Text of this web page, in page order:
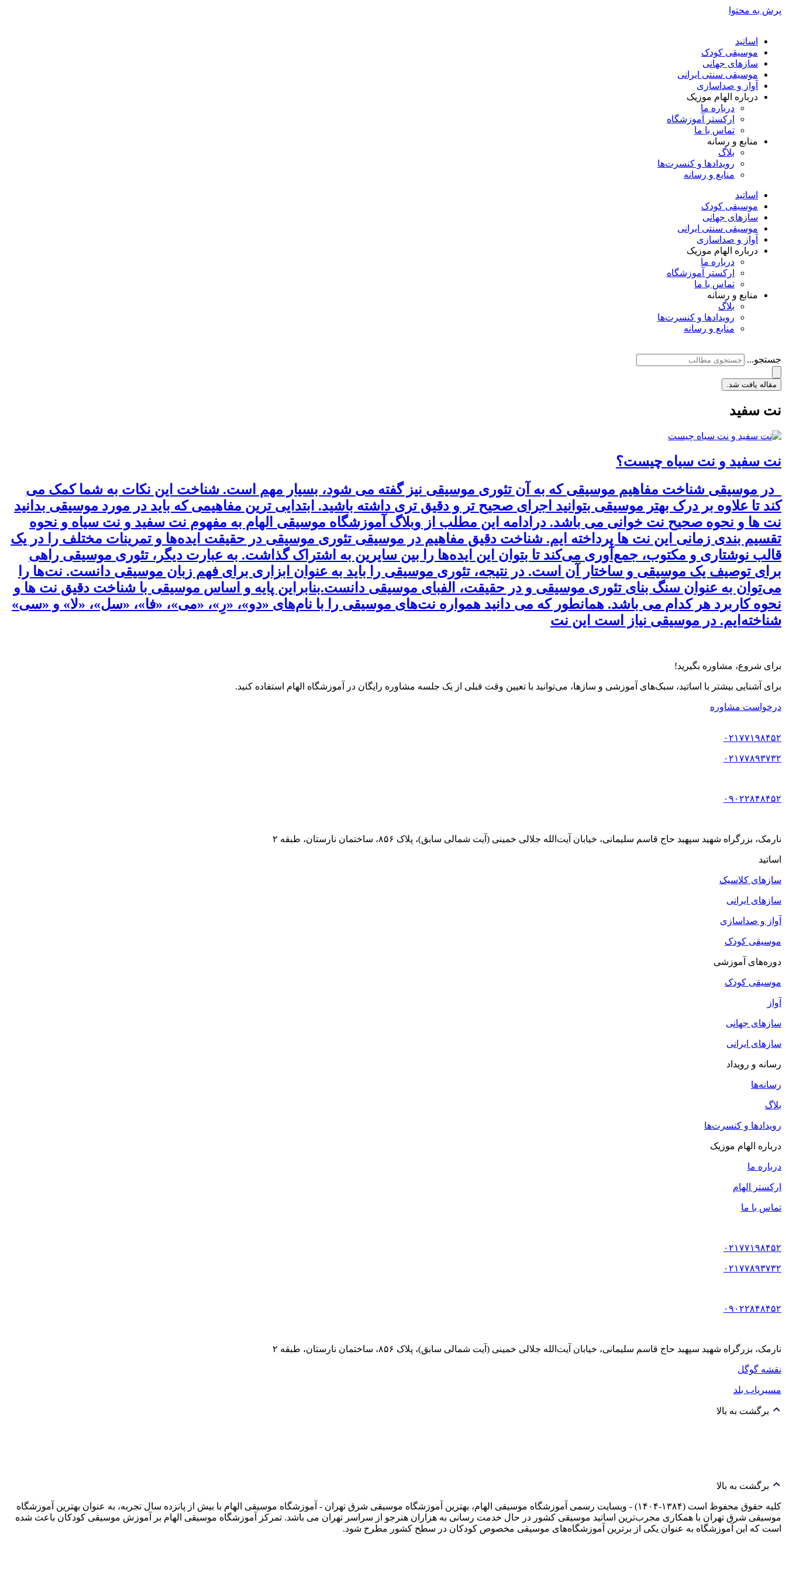
پرش به محتوا
اساتید
موسیقی کودک
سازهای جهانی
موسیقی سنتی ایرانی
آواز و صداسازی
درباره الهام موزیک
درباره ما
ارکستر آموزشگاه
تماس با ما
منابع و رسانه
بلاگ
رویدادها و کنسرت‌ها
منابع و رسانه
اساتید
موسیقی کودک
سازهای جهانی
موسیقی سنتی ایرانی
آواز و صداسازی
درباره الهام موزیک
درباره ما
ارکستر آموزشگاه
تماس با ما
منابع و رسانه
بلاگ
رویدادها و کنسرت‌ها
منابع و رسانه
جستجو...
مقاله یافت شد.
نت سفید
نت سفید و نت سیاه چیست؟
در موسیقی شناخت مفاهیم موسیقی که به آن تئوری موسیقی نیز گفته می شود، بسیار مهم است. شناخت این نکات به شما کمک می
کند تا علاوه بر درک بهتر موسیقی بتوانید اجرای صحیح تر و دقیق تری داشته باشید. ابتدایی ترین مفاهیمی که باید در مورد موسیقی بدانید
نت ها و نحوه صحیح نت خوانی می باشد. درادامه این مطلب از وبلاگ آموزشگاه موسیقی الهام به مفهوم نت سفید و نت سیاه و نحوه
تقسیم بندی زمانی این نت ها پرداخته ایم. شناخت دقیق مفاهیم در موسیقی تئوری موسیقی در حقیقت ایده‌ها و تمرینات مختلف را در یک
قالب نوشتاری و مکتوب، جمع‌آوری می‌کند تا بتوان این ایده‌ها را بین سایرین به اشتراک گذاشت. به عبارت دیگر، تئوری موسیقی راهی
برای توصیف یک موسیقی و ساختار آن است. در نتیجه، تئوری موسیقی را باید به عنوان ابزاری برای فهم زبان موسیقی دانست. نت‌ها را
می‌توان به عنوان سنگ بنای تئوری موسیقی و در حقیقت، الفبای موسیقی دانست.بنابراین پایه و اساس موسیقی با شناخت دقیق نت ها و
نحوه کاربرد هر کدام می باشد. همانطور که می دانید همواره نت‌های موسیقی را با نام‌های «دو»، «رِ»، «می»، «فا»، «سل»، «لا» و «سی»
شناخته‌ایم. در موسیقی نیاز است این نت
برای شروع، مشاوره بگیرید!
برای آشنایی بیشتر با اساتید، سبک‌های آموزشی و سازها، می‌توانید با تعیین وقت قبلی از یک جلسه مشاوره رایگان در آموزشگاه الهام استفاده کنید.
درخواست مشاوره
۰۲۱۷۷۱۹۸۴۵۲
۰۲۱۷۷۸۹۳۷۳۲
۰۹۰۲۲۸۴۸۴۵۲
نارمک، بزرگراه شهید سپهبد حاج قاسم سلیمانی، خیابان آیت‌الله جلالی خمینی (آیت شمالی سابق)، پلاک ۸۵۶، ساختمان نارستان، طبقه ۲
اساتید
سازهای کلاسیک
سازهای ایرانی
آواز و صداسازی
موسیقی کودک
دوره‌های آموزشی
موسیقی کودک
آواز
سازهای جهانی
سازهای ایرانی
رسانه و رویداد
رسانه‌ها
بلاگ
رویدادها و کنسرت‌ها
درباره الهام موزیک
درباره ما
ارکستر الهام
تماس با ما
۰۲۱۷۷۱۹۸۴۵۲
۰۲۱۷۷۸۹۳۷۳۲
۰۹۰۲۲۸۴۸۴۵۲
نارمک، بزرگراه شهید سپهبد حاج قاسم سلیمانی، خیابان آیت‌الله جلالی خمینی (آیت شمالی سابق)، پلاک ۸۵۶، ساختمان نارستان، طبقه ۲
نقشه گوگل
مسیریاب بلد
برگشت به بالا
برگشت به بالا
کلیه حقوق محفوظ است (۱۳۸۴-۱۴۰۴) - وبسایت رسمی آموزشگاه موسیقی الهام، بهترین آموزشگاه موسیقی شرق تهران - آموزشگاه موسیقی الهام با بیش از پانزده سال تجربه، به عنوان بهترین آموزشگاه
موسیقی شرق تهران با همکاری مجرب‌ترین اساتید موسیقی کشور در حال خدمت رسانی به هزاران هنرجو از سراسر تهران می باشد. تمرکز آموزشگاه موسیقی الهام بر آموزش موسیقی کودکان باعث شده
است که این آموزشگاه به عنوان یکی از برترین آموزشگاه‌های موسیقی مخصوص کودکان در سطح کشور مطرح شود.